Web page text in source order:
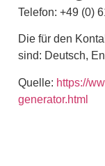
Telefon: +49 (0)
Die für den
sind: Deutsch,
Quelle: https://
generator.html